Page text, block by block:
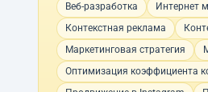
Веб-разработка
Интернет
Контекстная реклама
Маркетинговая стратегия
Оптимизация коэффициента